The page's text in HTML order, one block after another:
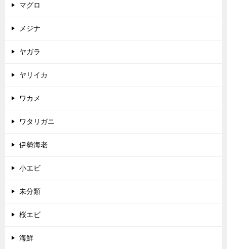
マグロ
メジナ
ヤガラ
ヤリイカ
ワカメ
ワタリガニ
伊勢海老
小エビ
未分類
桜エビ
海鮮